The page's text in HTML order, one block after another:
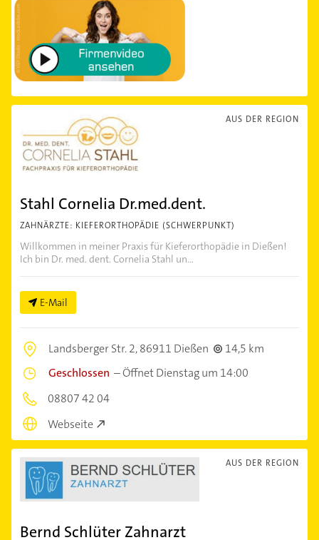
AUS DER REGION
Stahl Cornelia Dr.med.dent.
ZAHNÄRZTE: KIEFERORTHOPÄDIE (SCHWERPUNKT)
Willkommen in meiner Praxis für Kieferorthopädie in Dießen!
Ich bin Dr. med. dent. Cornelia Stahl un...
E-Mail
Landsberger Str. 2,86911 Dießen
14,5 km
Geschlossen –Öffnet Dienstag um 14:00
08807 42 04
Webseite
AUS DER REGION
Bernd Schlüter Zahnarzt